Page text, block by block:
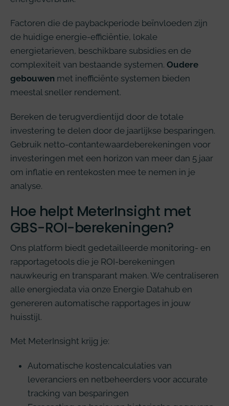
Factoren die de paybackperiode beïnvloeden zijn
de huidige energie-efficiëntie, lokale
energietarieven, beschikbare subsidies en de
complexiteit van bestaande systemen. Oudere
gebouwen met inefficiënte systemen bieden
meestal sneller rendement.
Bereken de terugverdientijd door de totale
investering te delen door de jaarlijkse besparingen.
Gebruik netto-contantewaardeberekeningen voor
investeringen met een horizon van meer dan 5 jaar
om inflatie en rentekosten mee te nemen in je
analyse.
Hoe helpt MeterInsight met
GBS-ROI-berekeningen?
Ons platform biedt gedetailleerde monitoring- en
rapportagetools die je ROI-berekeningen
nauwkeurig en transparant maken. We centraliseren
alle energiedata via onze Energie Datahub en
genereren automatische rapportages in jouw
huisstijl.
Met MeterInsight krijg je:
Automatische kostencalculaties van
leveranciers en netbeheerders voor accurate
tracking van besparingen